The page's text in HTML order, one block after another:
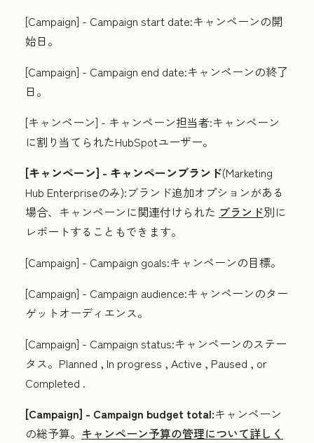
[Campaign] - Campaign start date:キャンペーンの開
始日。
[Campaign] - Campaign end date:キャンペーンの終了
日。
[キャンペーン] - キャンペーン担当者:キャンペーン
に割り当てられたHubSpotユーザー。
[キャンペーン] - キャンペーンブランド(Marketing
Hub Enterpriseのみ):ブランド追加オプションがある
場合、キャンペーンに関連付けられた ブランド別に
レポートすることもできます。
[Campaign] - Campaign goals:キャンペーンの目標。
[Campaign] - Campaign audience:キャンペーンのター
ゲットオーディエンス。
[Campaign] - Campaign status:キャンペーンのステー
タス。 Planned , In progress , Active , Paused , or
Completed .
[Campaign] - Campaign budget total:キャンペーン
の総予算。 キャンペーン予算の管理について詳しく